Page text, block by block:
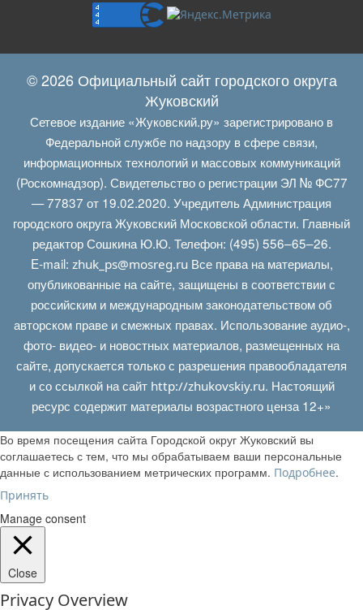
© 2026 Официальный сайт городского округа
Жуковский
Сетевое издание «Жуковский.ру» зарегистрировано в
Федеральной службе по надзору в сфере связи,
информационных технологий и массовых коммуникаций
(Роскомнадзор). Свидетельство о регистрации ЭЛ № ФС77
— 77837 от 19.02.2020. Учредитель Администрация
городского округа Жуковский Московской области. Главный
редактор Сошкина Ю.Ю. Телефон: (495) 556–65–26.
E‑mail: zhuk_ps@mosreg.ruВсе права на материалы,
опубликованные на сайте, защищены в соответствии с
российским и международным законодательством об
авторском праве и смежных правах. Использование аудио-,
фото- видео- и новостных материалов, размещенных на
сайте, допускается только с разрешения правообладателя
и со ссылкой на сайт http://zhukovskiy.ru. Настоящий
ресурс содержит материалы возрастного ценза 12+»
Во время посещения сайта Городской округ Жуковский вы
соглашаетесь с тем, что мы обрабатываем ваши персональные
данные с использованием метрических программ. Подробнее.
Принять
Manage consent
Close
Privacy Overview